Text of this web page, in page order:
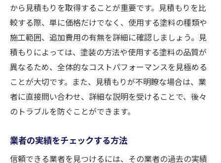
実績を見る際のチェックポイント
成功事例に共通する選び方
地元での実績が持つ信頼性
実績を通じて学ぶ失敗しないコツ
外壁塗装で失敗しないために奈良県で知ってお
くべきこと
施工前に把握すべきリスク
トラブルを未然に防ぐためのチェックリス
ト
から見積もりを取得することが重要です。見積もりを比
較する際、単に価格だけでなく、使用する塗料の種類や
施工範囲、追加費用の有無を詳細に確認しましょう。見
積もりによっては、塗装の方法や使用する塗料の品質が
異なるため、全体的なコストパフォーマンスを見極める
ことが大切です。また、見積もりが不明瞭な場合は、業
者に直接問い合わせ、詳細な説明を受けることで、後々
のトラブルを防ぐことができます。
業者の実績をチェックする方法
信頼できる業者を見つけるには、その業者の過去の実績